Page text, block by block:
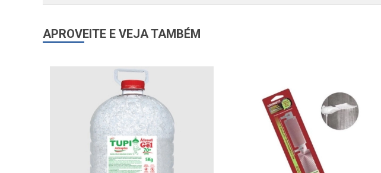
APROVEITE E VEJA TAMBÉM